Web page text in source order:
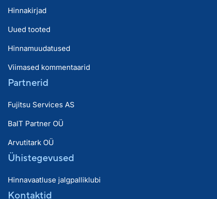
Hinnakirjad
Uued tooted
Hinnamuudatused
Viimased kommentaarid
Partnerid
Fujitsu Services AS
BaIT Partner OÜ
Arvutitark OÜ
Ühistegevused
Hinnavaatluse jalgpalliklubi
Kontaktid